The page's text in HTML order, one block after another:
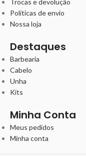
Trocas e devolução
Políticas de envio
Nossa loja
Destaques
Barbearia
Cabelo
Unha
Kits
Minha Conta
Meus pedidos
Minha conta